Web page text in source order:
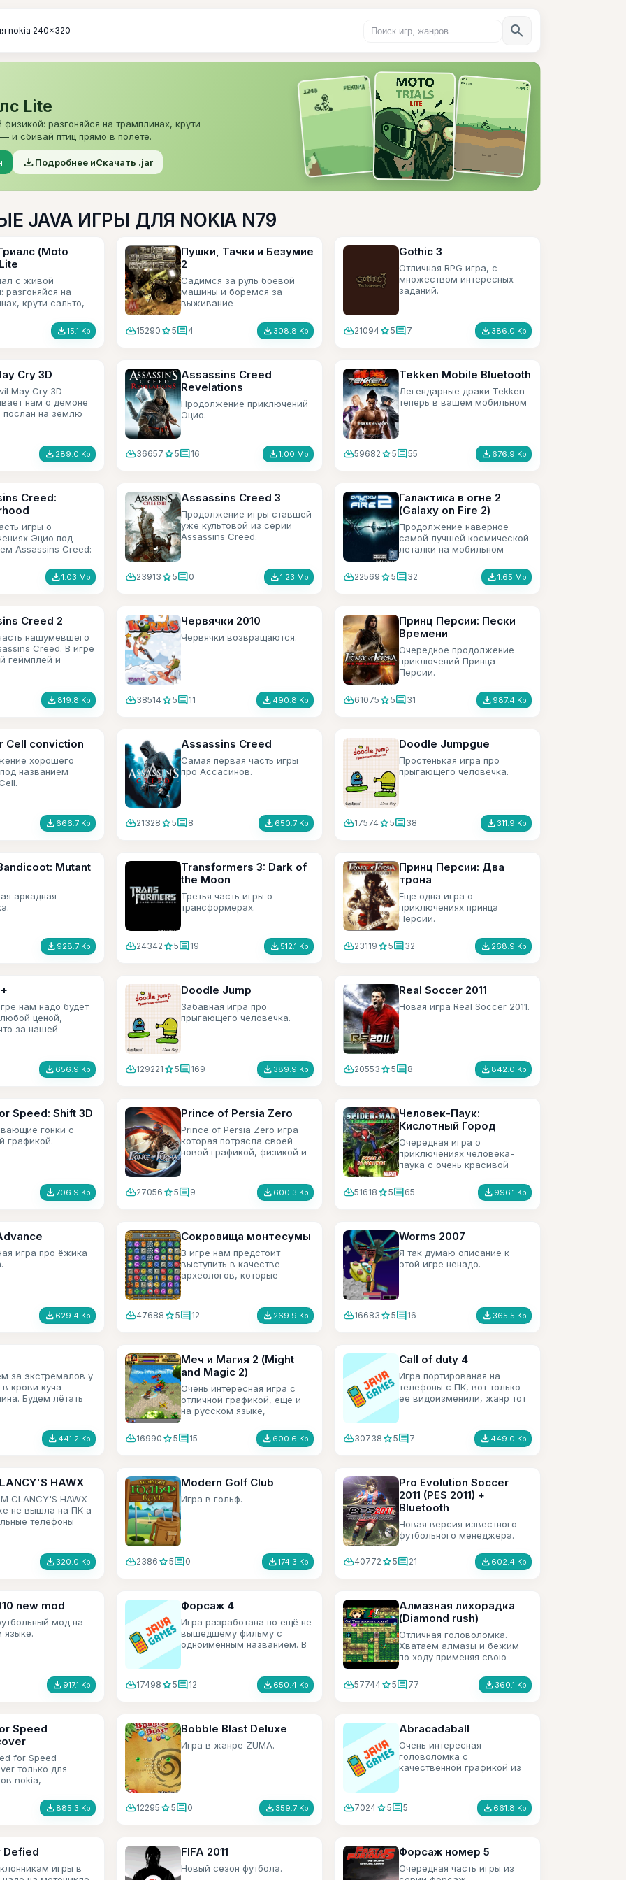
nokia 240x320 search
Lite
разгоняйся на трамплинах, крути
и сбивай птиц прямо в полёте.
file_downloadПодробнее иСкачать .jar
JAVA ИГРЫ ДЛЯ NOKIA N79
(Moto
с живой
разгоняйся на
крути сальто,
уровни
file_download15.1 Kb
Пушки, Тачки и Безумие
2
Садимся за руль боевой
машины и боремся за
выживание
cloud_download15290 star5comment4 file_download 308.8 Kb
Gothic 3
Отличная RPG игра, с
множеством интересных
заданий.
cloud_download21094 star5comment7 file_download 386.0 Kb
Cry 3D
May Cry 3D
нам о демоне
послан на землю
file_download 289.0 Kb
Assassins Creed
Revelations
Продолжение приключений
Эцио.
cloud_download36657 star5comment16 file_download1.00 Mb
Tekken Mobile Bluetooth
Легендарные драки Tekken
теперь в вашем мобильном
cloud_download59682 star5comment55 file_download 676.9 Kb
Creed:
игры о
Эцио под
Assassins Creed:
file_download1.03 Mb
Assassins Creed 3
Продолжение игры ставшей
уже культовой из серии
Assassins Creed.
cloud_download23913 star5comment0 file_download1.23 Mb
Галактика в огне 2
(Galaxy on Fire 2)
Продолжение наверное
самой лучшей космической
леталки на мобильном
графика и более 20 часов
игрового времени.
cloud_download22569 star5comment32 file_download1.65 Mb
Creed 2
нашумевшего
Creed. В игре
геймплей и
file_download 819.8 Kb
Червячки 2010
Червячки возвращаются.
cloud_download38514 star5comment11 file_download 490.8 Kb
Принц Персии: Пески
Времени
Очередное продолжение
приключений Принца
Персии.
cloud_download61075 star5comment31 file_download 987.4 Kb
Cell conviction
хорошего
названием
file_download 666.7 Kb
Assassins Creed
Самая первая часть игры
про Ассасинов.
cloud_download21328 star5comment8 file_download 650.7 Kb
Doodle Jumpgue
Простенькая игра про
прыгающего человечка.
cloud_download17574 star5comment38 file_download 311.9 Kb
Mutant
аркадная
file_download 928.7 Kb
Transformers 3: Dark of
the Moon
Третья часть игры о
трансформерах.
cloud_download24342 star5comment19 file_download 512.1 Kb
Принц Персии: Два
трона
Еще одна игра о
приключениях принца
Персии.
cloud_download23119 star5comment32 file_download 268.9 Kb
нам надо будет
ценой,
за нашей
file_download 656.9 Kb
Doodle Jump
Забавная игра про
прыгающего человечка.
cloud_download129221 star5comment169 file_download 389.9 Kb
Real Soccer 2011
Новая игра Real Soccer 2011.
cloud_download20553 star5comment8 file_download 842.0 Kb
Speed: Shift 3D
гонки с
графикой.
file_download706.9 Kb
Prince of Persia Zero
Prince of Persia Zero игра
которая потрясла своей
новой графикой, физикой и
поиграть и на мобильном
телефоне.
cloud_download27056 star5comment9 file_download 600.3 Kb
Человек-Паук:
Кислотный Город
Очередная игра о
приключениях человека-
паука с очень красивой
cloud_download51618 star5comment65 file_download 996.1 Kb
игра про ёжика
file_download 629.4 Kb
Сокровища монтесумы
В игре нам предстоит
выступить в качестве
археологов, которые
чтобы добраться до
сокровищ монтесумы.
cloud_download47688 star5comment12 file_download 269.9 Kb
Worms 2007
Я так думаю описание к
этой игре ненадо.
cloud_download16683 star5comment16 file_download 365.5 Kb
за экстремалов у
в крови куча
Будем лётать
file_download 441.2 Kb
Меч и Магия 2 (Might
and Magic 2)
Очень интересная игра с
отличной графикой, ещё и
на русском языке,
cloud_download16990 star5comment15 file_download 600.6 Kb
Call of duty 4
Игра портированая на
телефоны с ПК, вот только
ее видоизменили, жанр тот
лица, на вид сверху и под
углом.
cloud_download30738 star5comment7 file_download 449.0 Kb
HAWX
CLANCY'S HAWX
не вышла на ПК а
телефоны
file_download 320.0 Kb
Modern Golf Club
Игра в гольф.
cloud_download2386 star5comment0 file_download174.3 Kb
Pro Evolution Soccer
2011 (PES 2011) +
Bluetooth
Новая версия известного
футбольного менеджера.
cloud_download40772 star5comment21 file_download 602.4 Kb
new mod
мод на
языке.
file_download 917.1 Kb
Форсаж 4
Игра разработана по ещё не
вышедшему фильму с
одноимённым названием. В
cloud_download17498 star5comment12 file_download 650.4 Kb
Алмазная лихорадка
(Diamond rush)
Отличная головоломка.
Хватаем алмазы и бежим
по ходу применяя свою
cloud_download57744 star5comment77 file_download 360.1 Kb
Speed
for Speed
только для
nokia,
file_download 885.3 Kb
Bobble Blast Deluxe
Игра в жанре ZUMA.
cloud_download12295 star5comment0 file_download 359.7 Kb
Abracadaball
Очень интересная
головоломка с
качественной графикой из
разноцветными шариками,
только в игре есть ещё
cloud_download7024 star5comment5 file_download 661.8 Kb
Defied
игры в
FIFA 2011
Новый сезон футбола.
Форсаж номер 5
Очередная часть игры из